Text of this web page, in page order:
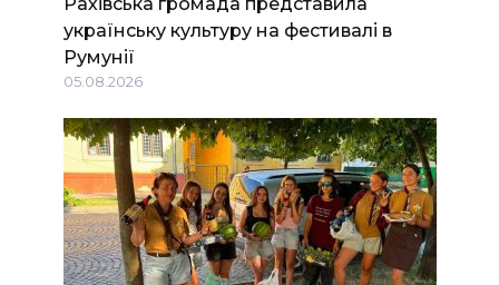
українську культуру на фестивалі в
Румунії
05.08.2026